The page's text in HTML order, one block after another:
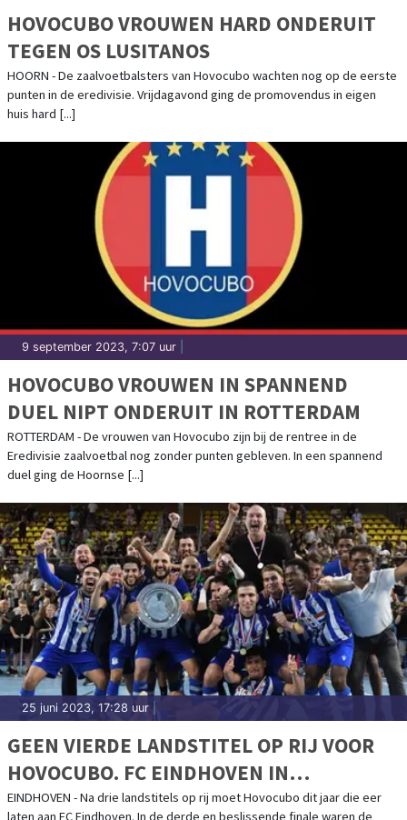
HOVOCUBO VROUWEN HARD ONDERUIT
TEGEN OS LUSITANOS
HOORN - De zaalvoetbalsters van Hovocubo wachten nog op de eerste
punten in de eredivisie. Vrijdagavond ging de promovendus in eigen
huis hard [...]
9 september 2023, 7:07 uur
HOVOCUBO VROUWEN IN SPANNEND
DUEL NIPT ONDERUIT IN ROTTERDAM
ROTTERDAM - De vrouwen van Hovocubo zijn bij de rentree in de
Eredivisie zaalvoetbal nog zonder punten gebleven. In een spannend
duel ging de Hoornse [...]
25 juni 2023, 17:28 uur
GEEN VIERDE LANDSTITEL OP RIJ VOOR
HOVOCUBO. FC EINDHOVEN IN
BESLISSENDE FINALE TE STERK
EINDHOVEN - Na drie landstitels op rij moet Hovocubo dit jaar die eer
laten aan FC Eindhoven. In de derde en beslissende finale waren de